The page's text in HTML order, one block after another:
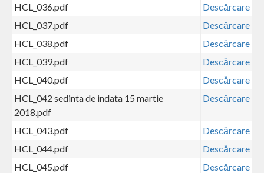
HCL_036.pdf
Descărcare
HCL_037.pdf
Descărcare
HCL_038.pdf
Descărcare
HCL_039.pdf
Descărcare
HCL_040.pdf
Descărcare
HCL_042 sedinta de indata 15 martie
2018.pdf
Descărcare
HCL_043.pdf
Descărcare
HCL_044.pdf
Descărcare
HCL_045.pdf
Descărcare